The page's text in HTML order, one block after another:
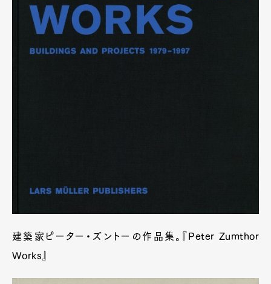
建築家ピーター・ズントーの作品集。『Peter Zumthor
Works』